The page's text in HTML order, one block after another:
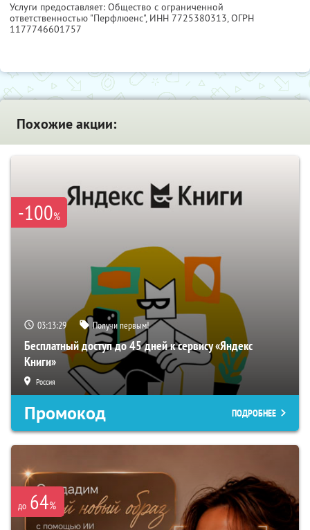
Услуги предоставляет: Общество с ограниченной
ответственностью "Перфлюенс", ИНН 7725380313, ОГРН
1177746601757
Похожие акции:
-100%
03:13:28 Получи первым!
Бесплатный доступ до 45 дней к сервису «Яндекс
Книги»
Россия
Промокод ПОДРОБНЕЕ
до 64%